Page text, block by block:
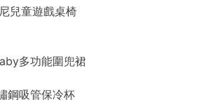
兒童遊戲桌椅
多功能圍兜裙
鋼吸管保冷杯